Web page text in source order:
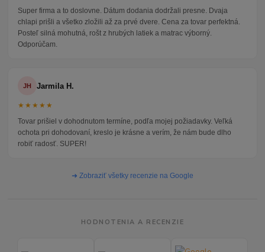
Super firma a to doslovne. Dátum dodania dodržali presne. Dvaja
chlapi prišli a všetko zložili až za prvé dvere. Cena za tovar perfektná.
Posteľ silná mohutná, rošt z hrubých latiek a matrac výborný.
Odporúčam.
JH Jarmila H.
★★★★★
Tovar prišiel v dohodnutom termíne, podľa mojej požiadavky. Veľká
ochota pri dohodovaní, kreslo je krásne a verím, že nám bude dlho
robiť radosť. SUPER!
➜ Zobraziť všetky recenzie na Google
HODNOTENIA A RECENZIE